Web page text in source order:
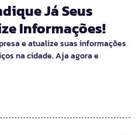
Já Seus
Informações!
e atualize suas informações
na cidade. Aja agora e